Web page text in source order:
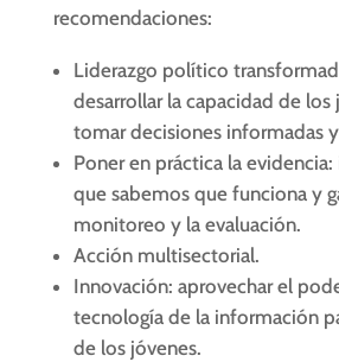
recomendaciones:
Liderazgo político
desarrollar la capacidad de los
tomar decisiones informadas
Poner en práctica la
que sabemos que funciona y
monitoreo y la evaluación.
Acción multisectorial.
Innovación: aprovechar el
tecnología de la información
de los jóvenes.